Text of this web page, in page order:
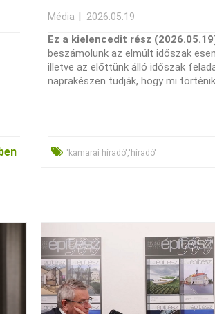
Média 2026.05.19
Ez a kielencedit rész
beszámolunk az elmúlt időszak
illetve az előttünk álló időszak
naprakészen tudják, hogy mi
'kamarai híradó','híradó'